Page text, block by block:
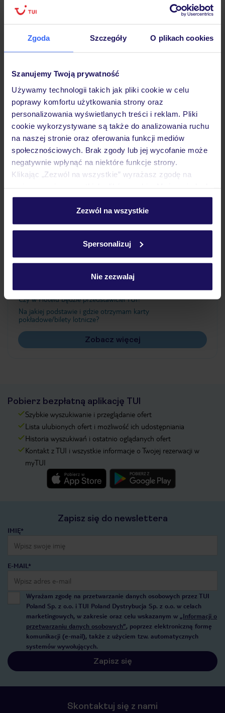
Zgoda Szczegóły O plikach cookies
Szanujemy Twoją prywatność
Używamy technologii takich jak pliki cookie w celu
poprawy komfortu użytkowania strony oraz
personalizowania wyświetlanych treści i reklam. Pliki
cookie wykorzystywane są także do analizowania ruchu
na naszej stronie oraz oferowania funkcji mediów
społecznościowych. Brak zgody lub jej wycofanie może
negatywnie wpłynąć na niektóre funkcje strony.
Klikając „Zezwól na wszystkie” wyrażasz zgodę na
personalizować swój wybór wchodząc w zakładkę
Szczegółowe informacje o plikach cookie znajdziesz
Zezwól na wszystkie
Spersonalizuj
Nie zezwalaj
Hotel
Opinie
Pokoje
Wyżywienie
Ważne informacje
Czy w Hotelu będzie przedstawiciel TUI?
Na jakiej podstawie i gdzie otrzymam karty
pokładowe/bilety lotnicze?
Zobacz więcej
Pobierz bezpłatną aplikację TUI
Szybkie wyszukiwanie i przeglądanie ofert
Lista ulubionych ofert i możliwość ich udostępniania
Historia wyszukiwań i ostatnio oglądanych ofert
Kontakt z TUI i wszystkie informacje o Twojej rezerwacji w
myTUI
Zapisz się do newslettera
IMIĘ*
E-MAIL*
Wyrażam zgodę na przetwarzanie danych osobowych przez TUI
Poland Sp. z o.o. i TUI Poland Dystrybucja Sp. z o.o. w celach
marketingowych, w zakresie oraz celu wskazanym w „Informacji o
przetwarzaniu danych osobowych”, poprzez elektroniczną formę
komunikacji (e-mail), także z użyciem tzw. automatycznych
systemów wywołujących.
Zapisz się
Skontaktuj się z nami